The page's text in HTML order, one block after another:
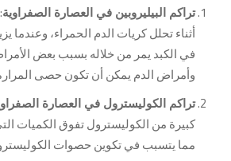
تراكم البيليروبين في العصارة الصفراوية
أثناء تحلل كريات الدم الحمراء، وعندما
في الكبد يمر من خلاله بسبب بعض
وأمراض الدم يمكن أن تكون حصى
تراكم الكوليسترول في العصارة
كبيرة من الكوليسترول تفوق الكميات
مما يتسبب في تكوين حصوات